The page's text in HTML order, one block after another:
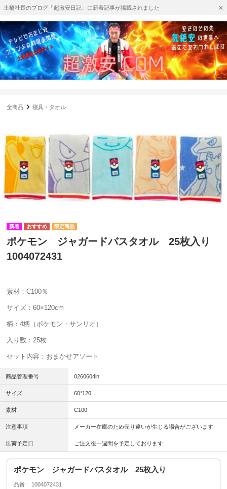
土橋社長のブログ「超激安日記」に新着記事が掲載されました
全商品 寝具・タオル
ポケモン ジャガードバスタオル 25枚入り
1004072431
素材：C100％
サイズ：60×120cm
柄：4柄（ポケモン・サンリオ）
入り数：25枚
セット内容：おまかせアソート
商品管理番号 0260604in
サイズ 60*120
素材 C100
注意事項 メーカー在庫のため売り違いが生じる場合がございます
出荷予定日 ご注文後一週間を予定しております
ポケモン ジャガードバスタオル 25枚入り
品番 1004072431